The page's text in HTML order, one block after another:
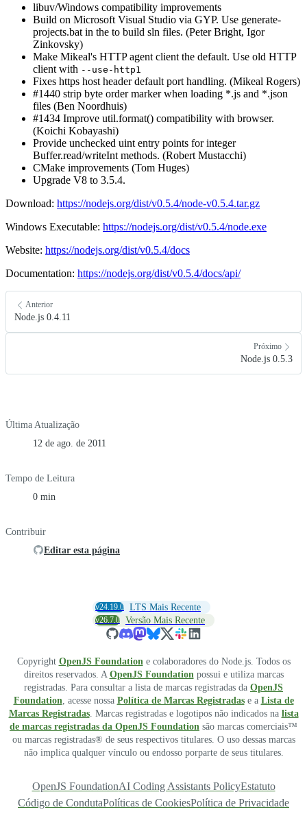
libuv/Windows compatibility improvements
Build on Microsoft Visual Studio via GYP. Use generate-
projects.bat in the to build sln files. (Peter Bright, Igor
Zinkovsky)
Make Mikeal's HTTP agent client the default. Use old HTTP
client with --use-http1
Fixes https host header default port handling. (Mikeal Rogers)
#1440 strip byte order marker when loading *.js and *.json
files (Ben Noordhuis)
#1434 Improve util.format() compatibility with browser.
(Koichi Kobayashi)
Provide unchecked uint entry points for integer
Buffer.read/writeInt methods. (Robert Mustacchi)
CMake improvements (Tom Huges)
Upgrade V8 to 3.5.4.
Download: https://nodejs.org/dist/v0.5.4/node-v0.5.4.tar.gz
Windows Executable: https://nodejs.org/dist/v0.5.4/node.exe
Website: https://nodejs.org/dist/v0.5.4/docs
Documentation: https://nodejs.org/dist/v0.5.4/docs/api/
Anterior
Node.js 0.4.11
Próximo
Node.js 0.5.3
Última Atualização
12 de ago. de 2011
Tempo de Leitura
0 min
Contribuir
Editar esta página
v24.19.0 LTS Mais Recente
v26.7.0 Versão Mais Recente
Copyright OpenJS Foundation e colaboradores do Node.js. Todos os
direitos reservados. A OpenJS Foundation possui e utiliza marcas
registradas. Para consultar a lista de marcas registradas da OpenJS
Foundation , acesse nossa Política de Marcas Registradase a Lista de
Marcas Registradas. Marcas registradas e logotipos não indicados na lista
de marcas registradas da OpenJS Foundation são marcas comerciais™
ou marcas registradas® de seus respectivos titulares. O uso dessas marcas
não implica qualquer vínculo ou endosso porparte de seus titulares.
OpenJS FoundationAI Coding Assistants PolicyEstatuto
Código de CondutaPolíticas de CookiesPolítica de Privacidade